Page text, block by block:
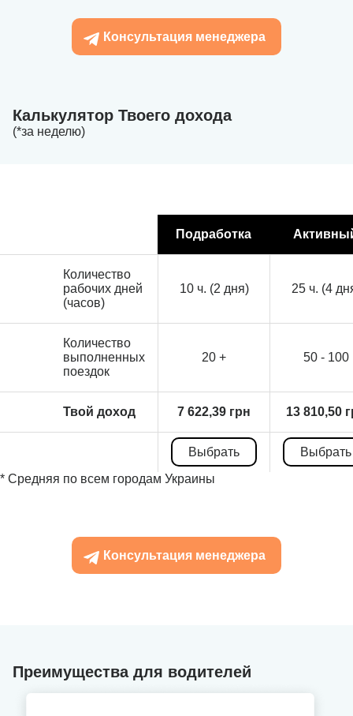
Консультация менеджера
Калькулятор Твоего дохода
(*за неделю)
Подработка
Количество
рабочих дней
(часов)
10 ч. (2 дня) 25 ч. (4
Количество
выполненных
поездок
20 + 50 - 100
Твой доход 7 622,39 грн 13 810,50
Выбрать
Выбрать
* Средняя по всем городам Украины
Консультация менеджера
Преимущества для водителей